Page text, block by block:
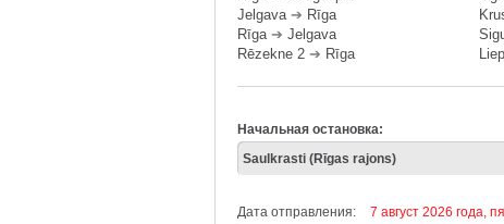
Jelgava➔ Rīga
Rīga➔ Jelgava
Rēzekne 2 ➔ Rīga
Начальная остановка:
Дата отправления: 7 август 2026 года,